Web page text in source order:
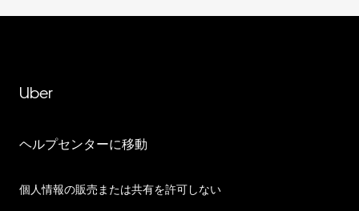
Uber
ヘルプセンターに移動
個人情報の販売または共有を許可しない